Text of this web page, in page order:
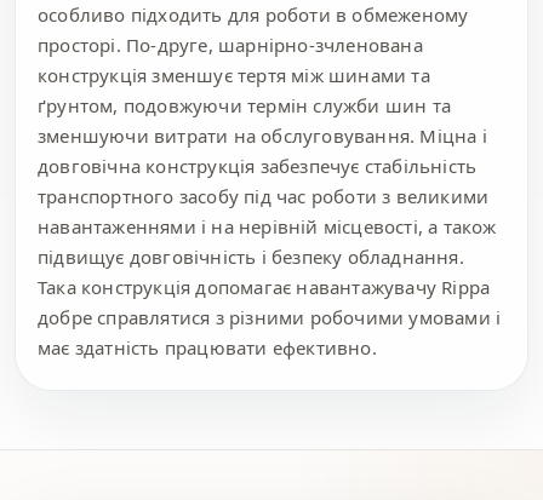
особливо підходить для роботи в обмеженому
просторі. По-друге, шарнірно-зчленована
конструкція зменшує тертя між шинами та
ґрунтом, подовжуючи термін служби шин та
зменшуючи витрати на обслуговування. Міцна і
довговічна конструкція забезпечує стабільність
транспортного засобу під час роботи з великими
навантаженнями і на нерівній місцевості, а також
підвищує довговічність і безпеку обладнання.
Така конструкція допомагає навантажувачу Rippa
добре справлятися з різними робочими умовами і
має здатність працювати ефективно.